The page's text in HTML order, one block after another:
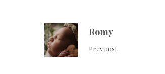
Romy
Prev post